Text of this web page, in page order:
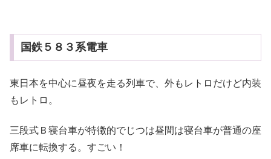
国鉄５８３系電車
東日本を中心に昼夜を走る列車で、外もレトロだけど内装
もレトロ。
三段式Ｂ寝台車が特徴的でじつは昼間は寝台車が普通の座
席車に転換する。すごい！